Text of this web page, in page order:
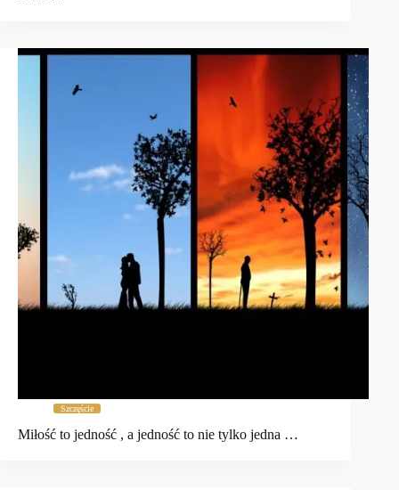
Szczęście
Miłość to jedność , a jedność to nie tylko jedna …